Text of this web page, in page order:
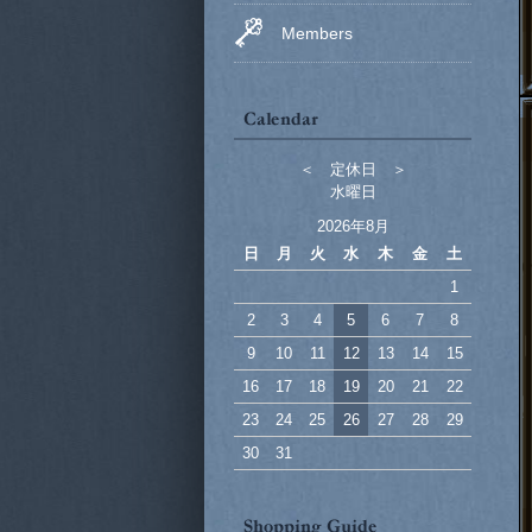
Members
＜ 定休日 ＞
水曜日
2026年8月
日
月 火 水 木 金
土
1
2
3 4 5 6 7
8
9
10 11 12 13 14
15
16
17 18 19 20 21
22
23
24 25 26 27 28
29
30
31